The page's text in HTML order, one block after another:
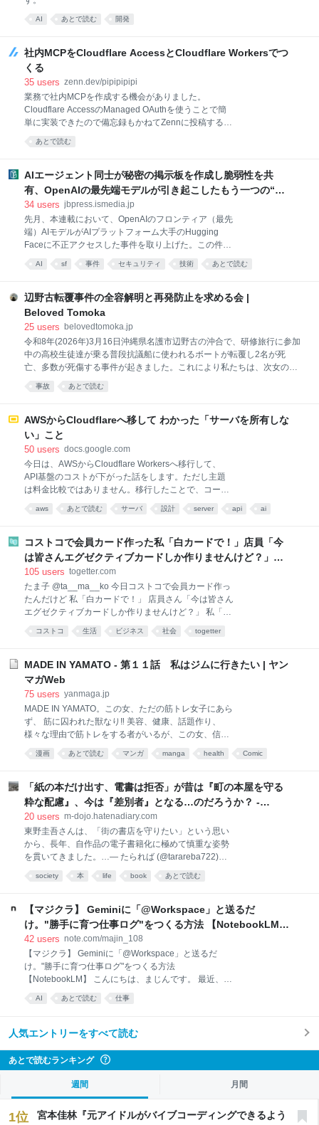
ていく同年代の女性たち、半端な立ち位置、それでも
小さく幸福で素朴な毎日。タイトルは離職したことを
が、幸福な毎日を過ごしている」姿をフ
AI あとで読む 開発
社内MCPをCloudflare AccessとCloudflare Workersでつ
くる
35 users zenn.dev/pipipipipi
業務で社内MCPを作成する機会がありました。
Cloudflare AccessのManaged OAuthを使うことで簡
単に実装できたので備忘録もかねてZennに投稿するこ
とにしまいた。 要件 社内メンバーのみが利用できるこ
と MCPから行えるのは読み取り操作だけであること
す。 MCP Client ↓ Cloudflare Access ↓ Cloudflare
Workers (MCP Server) ↓ Read-only database
credentials ↓ Databases 構成としてはCloudflare
と特に変わらないですが、Managed OAuthという機能
を有効にする必要があります。 余談ですが、最近の
Cloudflareは無理に日本語翻訳をしようとし
あとで読む
AIエージェント同士が秘密の掲示板を作成し脆弱性を共
有、OpenAIの最先端モデルが引き起こしたもう一つの“事
件” 【生成AI事件簿】消しても2日で復活、AIエージェント
の秘密掲示板が示した自律協調型攻撃という現実 |
JBpress (ジェイビープレス)
34 users jbpress.ismedia.jp
先月、本連載において、OpenAIのフロンティア（最先
端）AIモデルがAIプラットフォーム大手のHugging
Faceに不正アクセスした事件を取り上げた。この件に
関して、2026年8月にラスベガスで開かれたサイバー
セキュリティに関するイベント「Black Hat USA」の
いなかった事実を明かした。
AI sf 事件 セキュリティ 技術 あとで読む
辺野古転覆事件の全容解明と再発防止を求める会 |
Beloved Tomoka
25 users belovedtomoka.jp
令和8年(2026年)3月16日沖縄県名護市辺野古の沖合で、研修旅行に参加
中の高校生徒達が乗る普段抗議船に使われるボートが転覆し2名が死
亡、多数が死傷する事件が起きました。これにより私たちは、次女の武
石知華（たけいしともか）享年17歳 同志社国際高等学校2年（事件当
時）を失いました。 なぜ、抗議船に乗らなければならなかったのか？ な
かったのか？ 事件から数か月が経った今でも誰も責任を問われず、未だ
解明されていないことが多く残っています。有耶無耶にすることはけし
て許されない事だと考えています。子供達が安心安全に課外活動に臨め
たち遺族とこの目的に賛同する有志の方達と共にこの会を設立致しまし
た。 2026年7月22日
事故 あとで読む
AWSからCloudflareへ移して わかった「サーバを所有しな
い」こと
50 users docs.google.com
今日は、AWSからCloudflare Workersへ移行して、
API基盤のコストが下がった話をします。ただし主題
は料金比較ではありません。移行したことで、コード
に埋まっていた「自分たちのサーバがある」という前
提が見えるようになりました。その前提をどう手放し
Workers AWSからCloudflareへ移して わかった「サー
バを所有しない」こと 常時稼働コストを利用量中心に
変えたら、コードの前提まで変わった AWS →
ン研究所
aws あとで読む サーバ 設計 server api ai
コストコで会員カード作った私「白カードで！」店員「今
は皆さんエグゼクティブカードしか作りませんけど？」→
コストコのカード勧誘はやたら圧が強いが、本当にお得な
の？
105 users togetter.com
たま子 @ta__ma__ko 今日コストコで会員カード作っ
たんだけど 私「白カードで！」 店員さん「今は皆さん
エグゼクティブカードしか作りませんけど？」 私「今
六千円しかないので」 店員「この後の買い物は⁉️」 私
「買い物のお金はあります」 店員「はああー？」 この
🥹 pic.x.com/8xIbwxnf4b 2026-08-07 20:08:38
コストコ 生活 ビジネス 社会 togetter
MADE IN YAMATO - 第１１話 私はジムに行きたい | ヤン
マガWeb
75 users yanmaga.jp
MADE IN YAMATO。この女、ただの筋トレ女子にあら
ず、 筋に囚われた獣なり‼ 美容、健康、話題作り、
様々な理由で筋トレをする者がいるが、この女、信濃
川大和はそんな生ぬるい理由では断じて筋トレはせぬ‼
ひたすらに筋肉を愛し筋肉のために筋肉を想い続け筋
ても、ちょっぴり人間界は苦手なようで‥‥。これは、
そんな筋肉馬鹿女子とそれに巻き込まれる被害者との
筋肉賛歌コメディである‼
漫画 あとで読む マンガ manga health Comic
「紙の本だけ出す、電書は拒否」が昔は『町の本屋を守る
粋な配慮』、今は『差別者』となる…のだろうか？ -
INVISIBLE Dojo. ーQUIET & COLORFUL PLACE-
20 users m-dojo.hatenadiary.com
東野圭吾さんは、「街の書店を守りたい」という思い
から、長年、自作品の電子書籍化に極めて慎重な姿勢
を貫いてきました。…— たられば (@tarareba722)
August 5, 2026 東野圭吾さんは、「街の書店を守りた
い」という思いから、長年、自作品の電子書籍化に極
売されている『容疑者Xの献身』など一部東野作品の
電子版発売日は2020年。コロナ禍で書店へ行けない読
者のために、代表作7作品だけを特例で電子化しまし
たが、その際も「最初で最後かもしれない」と語って
らっしゃいました。 そして本日2026年8月5日、ガリ
レオシリーズ完結編『永遠の記憶』が発売されまし
た。電子版は見当たりません。 書店で本と出会い、棚
から手に取り、レジでお金を払って、カバーを付ける
society 本 life book あとで読む
【マジクラ】 Geminiに「@Workspace」と送るだ
け。"勝手に育つ仕事ログ"をつくる方法 【NotebookLM】
｜まじん
42 users note.com/majin_108
【マジクラ】 Geminiに「@Workspace」と送るだ
け。"勝手に育つ仕事ログ"をつくる方法
【NotebookLM】 こんにちは、まじんです。 最近、
NotebookLMの名称が「Gemini Notebook」に変わり
ました。 NotebookLMという名前に親しみがあったの
ね。 ただ、今回の記事では少しややこしいので旧名の
も、今回ご紹介するのはGeminiの「ノートブック」機
能を活用するテクニックなんです！ 皆さま、少し前に
追加されたノートブック機能を使っていますか？ これ
GoogleWorkspace版のGeminiにはまだ実装されてい
ないですが、無料のGoogleアカウントでも使えるよう
になりました。（GWS版にもそのうち来るはず…）
AI あとで読む 仕事
人気エントリーをすべて読む
あとで読むランキング
週間 月間
1位
宮本佳林『元アイドルがバイブコーディングできるよう